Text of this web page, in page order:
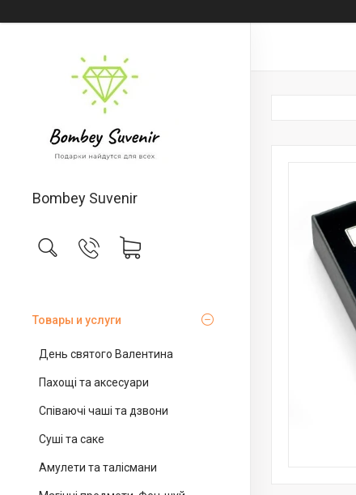
Bombey Suvenir
Товары и услуги
День святого Валентина
Пахощі та аксесуари
Співаючі чаші та дзвони
Суші та саке
Амулети та талісмани